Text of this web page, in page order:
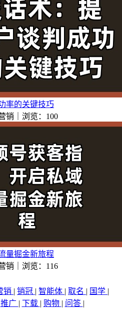
率的关键技巧
销｜浏览：100
量掘金新旅程
销｜浏览：116
销 销冠 智能体 取名 国学
推广 下载 购物 问答